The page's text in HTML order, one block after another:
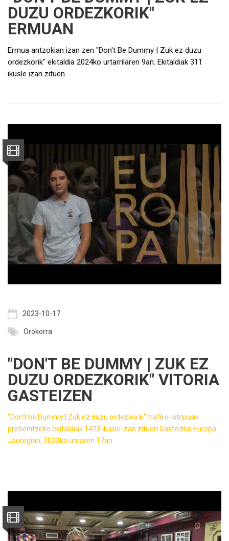
DUZU ORDEZKORIK"
ERMUAN
Ermua antzokian izan zen "Don't Be Dummy | Zuk ez duzu
ordezkorik" ekitaldia 2024ko urtarrilaren 9an. Ekitaldiak 311
ikusle izan zituen.
2023-10-17
Orokorra
"DON'T BE DUMMY | ZUK EZ
DUZU ORDEZKORIK" VITORIA
GASTEIZEN
"Don't be Dummy | Zuk ez duzu ordezkorik" trafiko-istripuak
prebenitzeko ekitaldiak 1423 ikusle izan zituen Gasteizko Europa
Jauregian, 2023ko urriaren 17an.